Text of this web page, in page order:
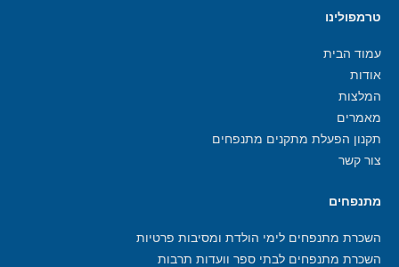
טרמפולינו
עמוד הבית
אודות
המלצות
מאמרים
תקנון הפעלת מתקנים מתנפחים
צור קשר
מתנפחים
השכרת מתנפחים לימי הולדת ומסיבות פרטיות
השכרת מתנפחים לבתי ספר וועדות תרבות